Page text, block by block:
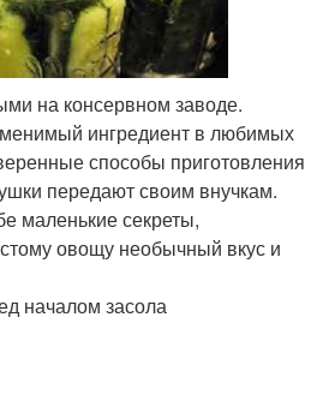
на консервном заводе.
ингредиент в любимых
способы приготовления
передают своим внучкам.
маленькие секреты,
овощу необычный вкус и
началом засола